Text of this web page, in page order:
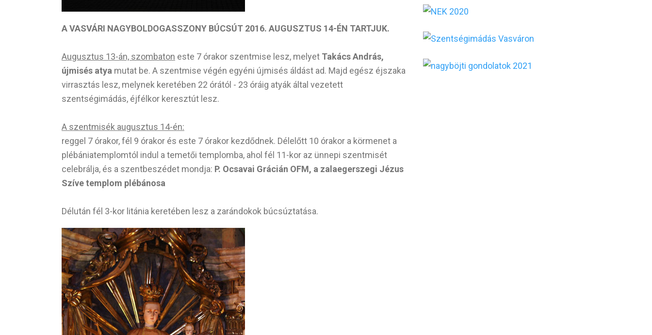
A VASVÁRI NAGYBOLDOGASSZONY BÚCSÚT 2016. AUGUSZTUS 14-ÉN TARTJUK.
Augusztus 13-án, szombaton este 7 órakor szentmise lesz, melyet Takács András,
újmisés atya mutat be. A szentmise végén egyéni újmisés áldást ad. Majd egész éjszaka
virrasztás lesz, melynek keretében 22 órától - 23 óráig atyák által vezetett
szentségimádás, éjfélkor keresztút lesz.
A szentmisék augusztus 14-én:
reggel 7 órakor, fél 9 órakor és este 7 órakor kezdődnek. Délelőtt 10 órakor a körmenet a
plébániatemplomtól indul a temetői templomba, ahol fél 11-kor az ünnepi szentmisét
celebrálja, és a szentbeszédet mondja: P. Ocsavai Grácián OFM, a zalaegerszegi Jézus
Szíve templom plébánosa
Délután fél 3-kor litánia keretében lesz a zarándokok búcsúztatása.